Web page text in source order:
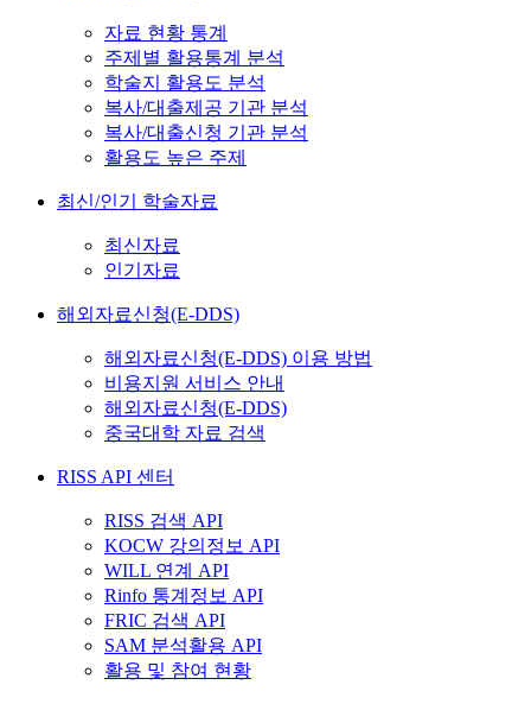
자료 현황 통계
주제별 활용통계 분석
학술지 활용도 분석
복사/대출제공 기관 분석
복사/대출신청 기관 분석
활용도 높은 주제
최신/인기 학술자료
최신자료
인기자료
해외자료신청(E-DDS)
해외자료신청(E-DDS) 이용 방법
비용지원 서비스 안내
해외자료신청(E-DDS)
중국대학 자료 검색
RISS API 센터
RISS 검색 API
KOCW 강의정보 API
WILL 연계 API
Rinfo 통계정보 API
FRIC 검색 API
SAM 분석활용 API
활용 및 참여 현황